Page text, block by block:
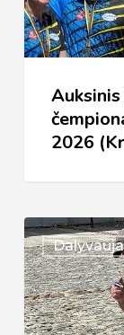
Sprinto
estafetėje
(Krekenavoje)
2026
Lietuvos
čempionatas
–
Sprintas